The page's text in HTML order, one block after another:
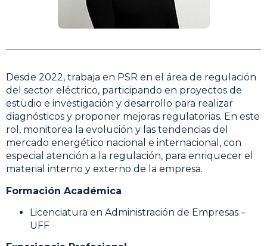
Desde 2022, trabaja en PSR en el área de regulación
del sector eléctrico, participando en proyectos de
estudio e investigación y desarrollo para realizar
diagnósticos y proponer mejoras regulatorias. En este
rol, monitorea la evolución y las tendencias del
mercado energético nacional e internacional, con
especial atención a la regulación, para enriquecer el
material interno y externo de la empresa.
Formación Académica
Licenciatura en Administración de Empresas –
UFF